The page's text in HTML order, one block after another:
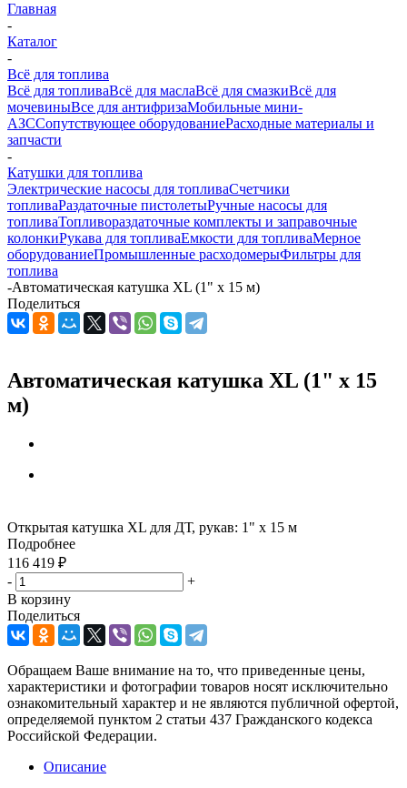
Главная
-
Каталог
-
Всё для топлива
Всё для топливаВсё для маслаВсё для смазкиВсё для
мочевиныВсе для антифризаМобильные мини-
АЗССопутствующее оборудованиеРасходные материалы и
запчасти
-
Катушки для топлива
Электрические насосы для топливаСчетчики
топливаРаздаточные пистолетыРучные насосы для
топливаТопливораздаточные комплекты и заправочные
колонкиРукава для топливаЕмкости для топливаМерное
оборудованиеПромышленные расходомерыФильтры для
топлива
-Автоматическая катушка XL (1" x 15 м)
Поделиться
Автоматическая катушка XL (1" x 15
м)
Открытая катушка XL для ДТ, рукав: 1" x 15 м
Подробнее
116 419 ₽
-
+
В корзину
Поделиться
Обращаем Ваше внимание на то, что приведенные цены,
характеристики и фотографии товаров носят исключительно
ознакомительный характер и не являются публичной офертой,
определяемой пунктом 2 статьи 437 Гражданского кодекса
Российской Федерации.
Описание